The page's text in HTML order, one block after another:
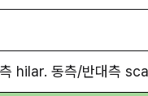
hilar. 동측/반대측